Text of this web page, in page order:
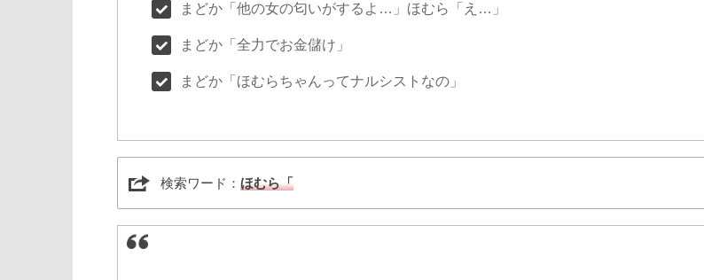
まどか「他の女の匂いがするよ…」ほむら「え…」
まどか「全力でお金儲け」
まどか「ほむらちゃんってナルシストなの」
検索ワード： ほむら「